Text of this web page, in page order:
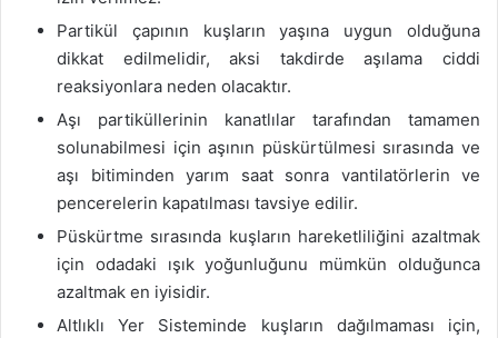
Partikül çapının kuşların yaşına uygun olduğuna
dikkat edilmelidir, aksi takdirde aşılama ciddi
reaksiyonlara neden olacaktır.
Aşı partiküllerinin kanatlılar tarafından tamamen
solunabilmesi için aşının püskürtülmesi sırasında ve
aşı bitiminden yarım saat sonra vantilatörlerin ve
pencerelerin kapatılması tavsiye edilir.
Püskürtme sırasında kuşların hareketliliğini azaltmak
için odadaki ışık yoğunluğunu mümkün olduğunca
azaltmak en iyisidir.
Altlıklı Yer Sisteminde kuşların dağılmaması için,